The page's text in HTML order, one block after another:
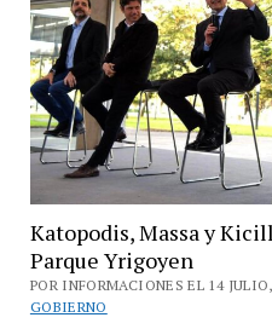
Katopodis, Massa y
Parque Yrigoyen
POR INFORMACIONES EL 14
GOBIERNO